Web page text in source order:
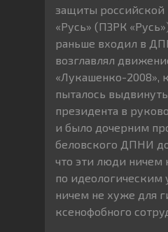
защиты российской
«Русь» (ПЗРК
раньше входил в
возглавлял
«Лукашенко-2008»,
пыталось
президента в
и было дочерним
беловского ДПНИ
что эти люди ничем
по идеологическим
ничем не хуже для
ксенофобного